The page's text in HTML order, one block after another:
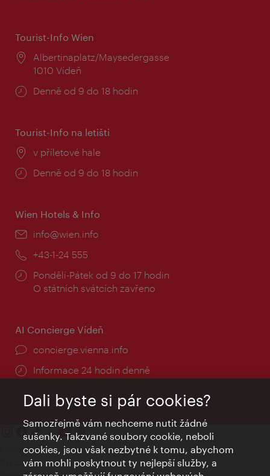
Tourist-Info Wien
Místo:
Albertinaplatz/Maysedergasse
1010 Vídeň
Provozní
Denně od 9 do 18 hodin
Tourist-Info na letišti
Místo:
v příletové hale
Provozní
Denně od 9 do 18 hodin
Wien Hotels & Info
E-
info@wien.info
Telefon:
+43-1-24 555
Provozní
doba:
Pondělí-Pátek od 9 do 17 hodin
O státních svátcích zavřeno
AI Concierge Vídeň
concierge.vienna.info
Informace 24 hodin denně
Kontakty
Credits
Dali byste si pár cookies?
Samozřejmě vám nechceme nutit žádné
sušenky. Takzvané soubory cookie, neboli
cookies, jsou však nezbytné k tomu, abychom
vám mohli poskytnout ty nejlepší služby, a